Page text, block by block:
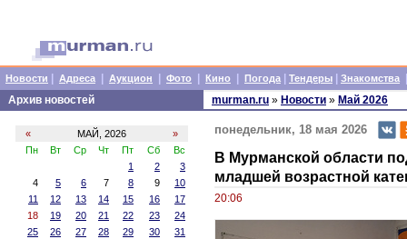
Новости Адреса Аукцион Фото Кино Погода Тендеры Знакомства
Архив новостей
« МАЙ, 2026
»
Пн
Вт Ср Чт Пт Сб
Вс
1
2
3
4
5 6 7 8 9
10
11
12 13 14 15 16
17
18
19 20 21 22 23
24
25
26 27 28 29 30 31
murman.ru » Новости » Май 2026
понедельник, 18 мая 2026
В Мурманской области
младшей возрастной
20:06